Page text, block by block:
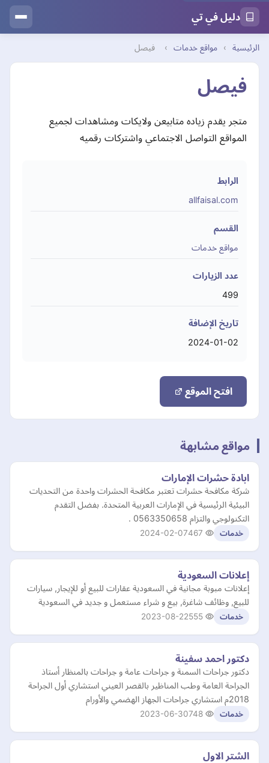
دليل في تي
الرئيسية › مواقع خدمات › فيصل
فيصل
متجر يقدم زياده متابيعن ولايكات ومشاهدات لجميع
المواقع التواصل الاجتماعي واشتركات رقميه
الرابط
allfaisal.com
القسم
مواقع خدمات
عدد الزيارات
499
تاريخ الإضافة
2024-01-02
افتح الموقع
مواقع مشابهة
ابادة حشرات الإمارات
شركة مكافحة حشرات تعتبر مكافحة الحشرات واحدة من التحديات
البيئية الرئيسية في الإمارات العربية المتحدة. بفضل التقدم
التكنولوجي والتزام 0563350658 .
خدمات 2024-02-07
إعلانات السعودية
إعلانات مبوبة مجانية في السعودية عقارات للبيع أو للإيجار, سيارات
للبيع, وظائف شاغرة, بيع و شراء مستعمل و جديد في السعودية
خدمات 2023-08-22
دكتور احمد سفينة
دكتور جراحات السمنة و جراحات عامة و جراحات بالمنظار أستاذ
الجراحة العامة وطب المناظير بالقصر العيني استشاري أول الجراحة
2018م استشاري جراحات الجهاز الهضمي والأورام
خدمات 2023-06-30
الشتر الاول